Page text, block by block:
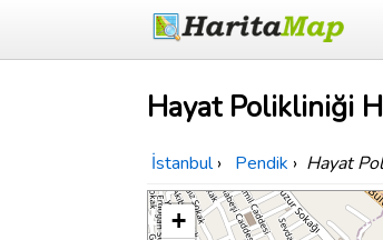
Hayat Polikliniği
İstanbul › Pendik › Hayat
+